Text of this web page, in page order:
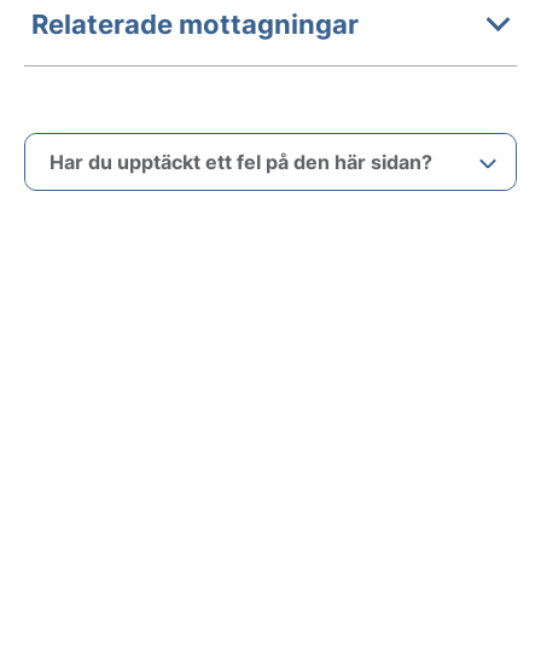
Relaterade mottagningar
Har du upptäckt ett fel på den här sidan?